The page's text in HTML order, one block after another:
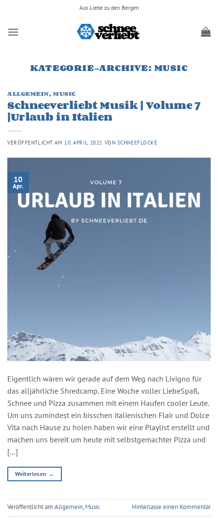
springen
Aus Liebe zu den Bergen
KATEGORIE-ARCHIVE: MUSIC
ALLGEMEIN,MUSIC
Schneeverliebt Musik | Volume 7
|Urlaub in Italien
VERÖFFENTLICHT AM 10. APRIL 2021 VON SCHNEEFLOCKE
10
Apr.
Eigentlich wären wir gerade auf dem Weg nach Livigno für
das alljährliche Shredcamp. Eine Woche voller LiebeSpaß,
Schnee und Pizza zusammen mit einem Haufen cooler Leute.
Um uns zumindest ein bisschen italienischen Flair und Dolce
Vita nach Hause zu holen haben wir eine Playlist erstellt und
machen uns bereit um heute mit selbstgemachter Pizza und
[…]
Weiterlesen →
Veröffentlicht am Allgemein, Music Hinterlasse einen Kommentar